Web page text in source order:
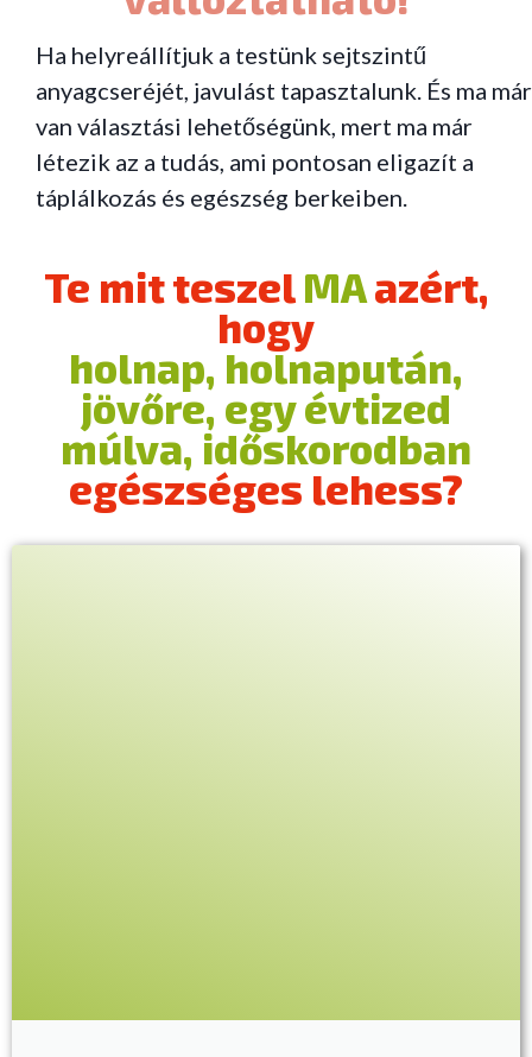
Ha helyreállítjuk a testünk sejtszintű
anyagcseréjét, javulást tapasztalunk. És ma már
van választási lehetőségünk, mert ma már
létezik az a tudás, ami pontosan eligazít a
táplálkozás és egészség berkeiben.
Te mit teszelMAazért,
hogy
holnap, holnapután,
jövőre, egy évtized
múlva, időskorodban
egészséges lehess?